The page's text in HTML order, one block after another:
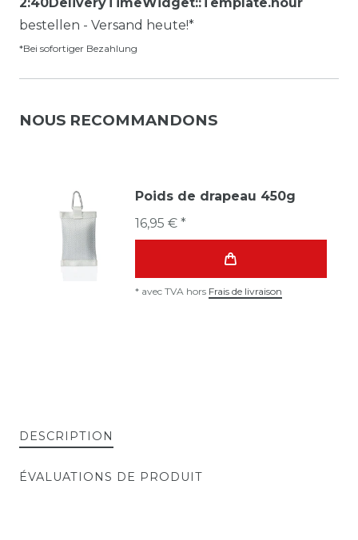
bestellen - Versand heute!*
*Bei sofortiger Bezahlung
NOUS RECOMMANDONS
Poids de drapeau 450g
16,95 € *
* avec TVA hors Frais de livraison
DESCRIPTION
ÉVALUATIONS DE PRODUIT